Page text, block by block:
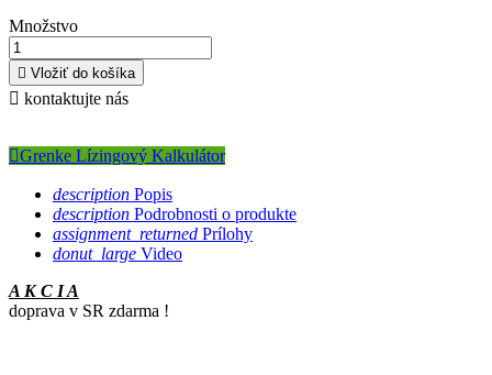
Množstvo
 Vložiť do košíka
 kontaktujte nás
Grenke Lízingový Kalkulátor
description Popis
description Podrobnosti o produkte
assignment_returned Prílohy
donut_large Video
A K C I A
doprava v SR zdarma !